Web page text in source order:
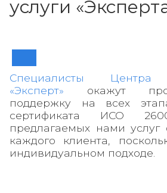
услуги
Специалисты Центра
«Эксперт» окажут
поддержку на всех
сертификата ИСО
предлагаемых нами услуг
каждого клиента,
индивидуальном подходе.